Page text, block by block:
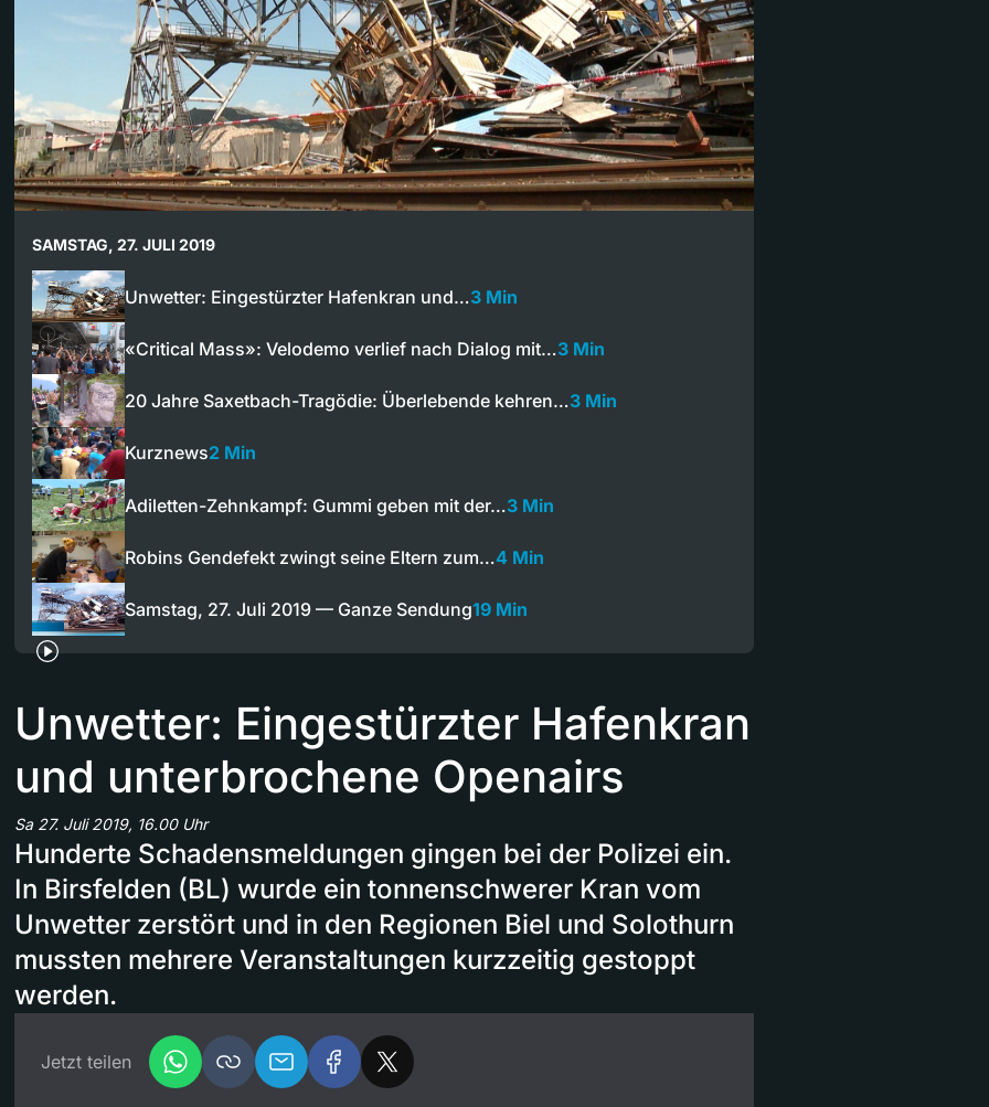
SAMSTAG, 27. JULI 2019
Unwetter: Eingestürzter Hafenkran und…3 Min
«Critical Mass»: Velodemo verlief nach Dialog mit…3 Min
20 Jahre Saxetbach-Tragödie: Überlebende kehren…3 Min
Kurznews2 Min
Adiletten-Zehnkampf: Gummi geben mit der…3 Min
Robins Gendefekt zwingt seine Eltern zum…4 Min
Samstag, 27. Juli 2019 — Ganze Sendung19 Min
Unwetter: Eingestürzter Hafenkran
und unterbrochene Openairs
Sa 27. Juli 2019, 16.00 Uhr
Hunderte Schadensmeldungen gingen bei der Polizei ein.
In Birsfelden (BL) wurde ein tonnenschwerer Kran vom
Unwetter zerstört und in den Regionen Biel und Solothurn
mussten mehrere Veranstaltungen kurzzeitig gestoppt
werden.
Jetzt teilen